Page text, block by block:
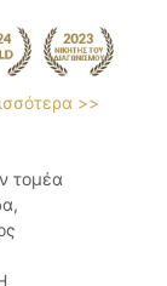
>>
τομέα